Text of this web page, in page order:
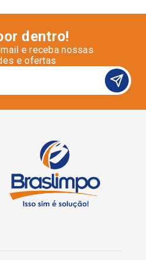
dentro!
e receba nossas
e ofertas